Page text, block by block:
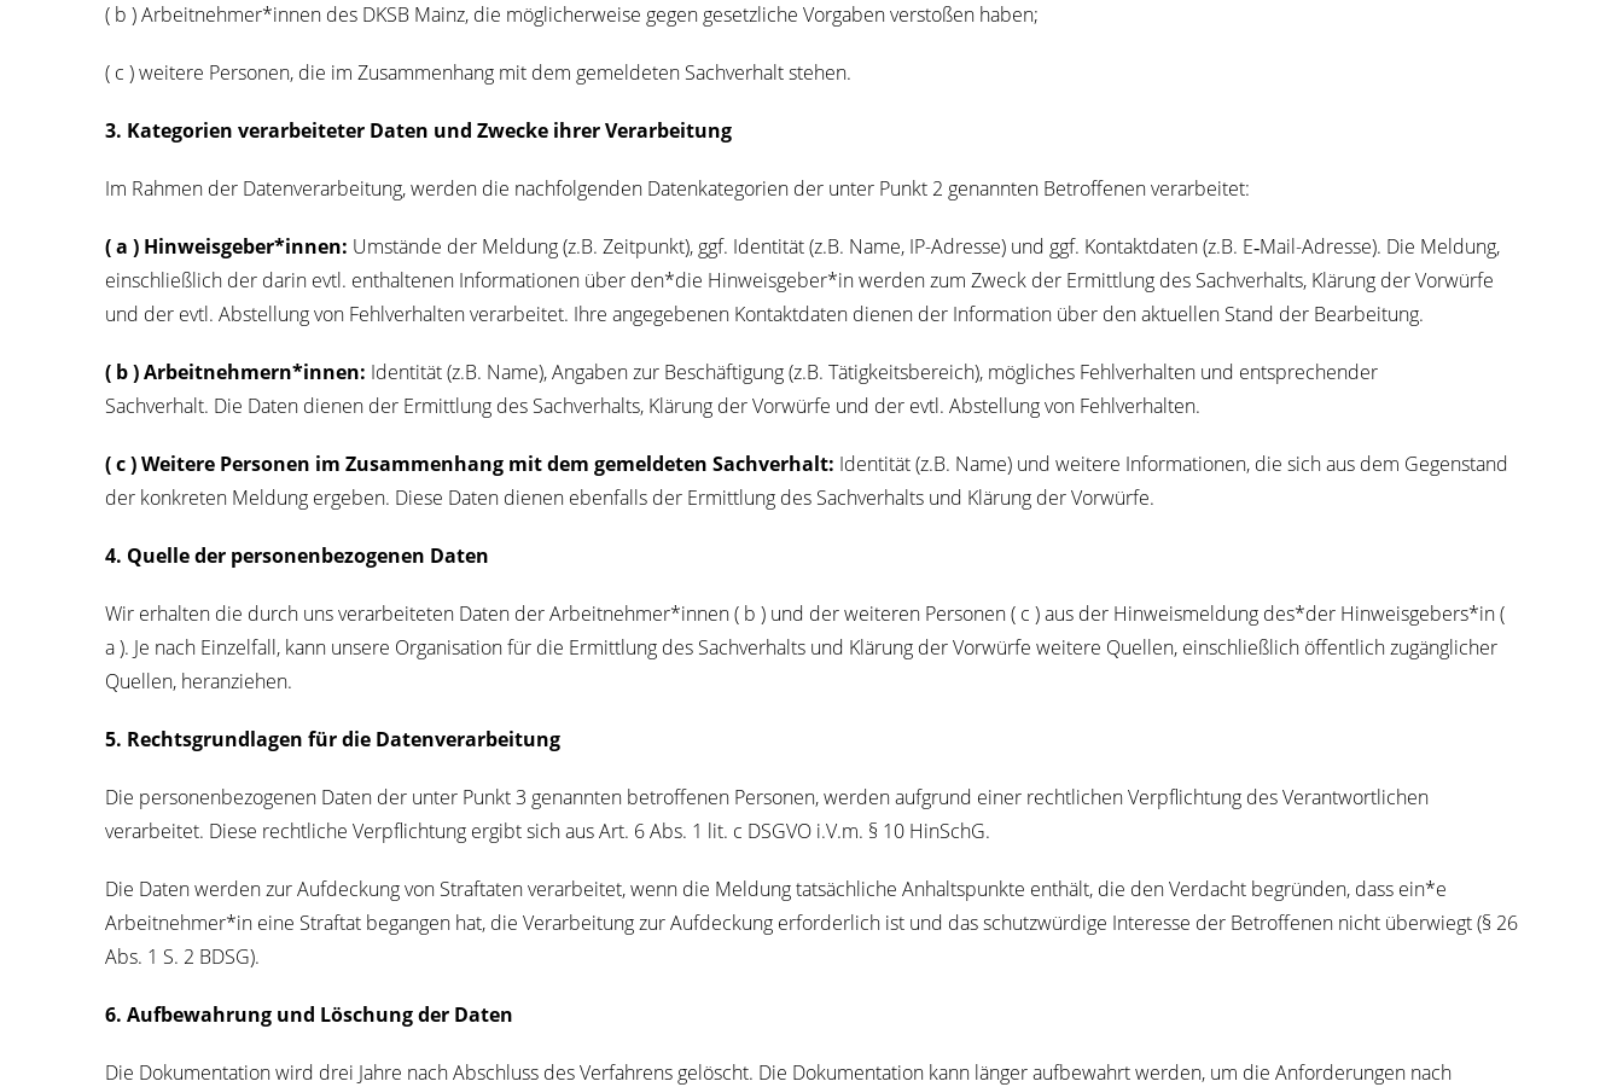
( b ) Arbeitnehmer*innen des DKSB Mainz, die mög­li­cher­wei­se gegen gesetz­li­che Vor­ga­ben ver­sto­ßen haben;
( c ) wei­te­re Per­so­nen, die im Zusam­men­hang mit dem gemel­de­ten Sach­ver­halt stehen.
3. Kate­go­rien ver­ar­bei­te­ter Daten und Zwe­cke ihrer Ver­ar­bei­tung
Im Rah­men der Daten­ver­ar­bei­tung, wer­den die nach­fol­gen­den Daten­ka­te­go­rien der unter Punkt 2 genann­ten Betrof­fe­nen verarbeitet:
( a ) Hinweisgeber*innen: Umstän­de der Mel­dung (z.B. Zeit­punkt), ggf. Iden­ti­tät (z.B. Name, IP-Adres­se) und ggf. Kon­takt­da­ten (z.B. E‑Mail-Adres­se). Die Mel­dung,
ein­schließ­lich der dar­in evtl. ent­hal­te­nen Infor­ma­tio­nen über den*die Hinweisgeber*in wer­den zum Zweck der Ermitt­lung des Sach­ver­halts, Klä­rung der Vor­wür­fe
und der evtl. Abstel­lung von Fehl­ver­hal­ten ver­ar­bei­tet. Ihre ange­ge­be­nen Kon­takt­da­ten die­nen der Infor­ma­ti­on über den aktu­el­len Stand der Bearbeitung.
( b ) Arbeitnehmern*innen: Iden­ti­tät (z.B. Name), Anga­ben zur Beschäf­ti­gung (z.B. Tätig­keits­be­reich), mög­li­ches Fehl­ver­hal­ten und ent­spre­chen­der
Sach­ver­halt. Die Daten die­nen der Ermitt­lung des Sach­ver­halts, Klä­rung der Vor­wür­fe und der evtl. Abstel­lung von Fehlverhalten.
( c ) Wei­te­re Per­so­nen im Zusam­men­hang mit dem gemel­de­ten Sach­ver­halt: Iden­ti­tät (z.B. Name) und wei­te­re Infor­ma­tio­nen, die sich aus dem Gegen­stand
der kon­kre­ten Mel­dung erge­ben. Die­se Daten die­nen eben­falls der Ermitt­lung des Sach­ver­halts und Klä­rung der Vorwürfe.
4. Quel­le der per­so­nen­be­zo­ge­nen Daten
Wir erhal­ten die durch uns ver­ar­bei­te­ten Daten der Arbeitnehmer*innen ( b ) und der wei­te­ren Per­so­nen ( c ) aus der Hin­weis­mel­dung des*der Hinweisgebers*in (
a ). Je nach Ein­zel­fall, kann unse­re Orga­ni­sa­ti­on für die Ermitt­lung des Sach­ver­halts und Klä­rung der Vor­wür­fe wei­te­re Quel­len, ein­schließ­lich öffent­lich zugäng­li­cher
Quel­len, heranziehen.
5. Rechts­grund­la­gen für die Daten­ver­ar­bei­tung
Die per­so­nen­be­zo­ge­nen Daten der unter Punkt 3 genann­ten betrof­fe­nen Per­so­nen, wer­den auf­grund einer recht­li­chen Ver­pflich­tung des Ver­ant­wort­li­chen
ver­ar­bei­tet. Die­se recht­li­che Ver­pflich­tung ergibt sich aus Art. 6 Abs. 1 lit. c DSGVO i.V.m. § 10 HinSchG.
Die Daten wer­den zur Auf­de­ckung von Straf­ta­ten ver­ar­bei­tet, wenn die Mel­dung tat­säch­li­che Anhalts­punk­te ent­hält, die den Ver­dacht begrün­den, dass ein*e
Arbeitnehmer*in eine Straf­tat began­gen hat, die Ver­ar­bei­tung zur Auf­de­ckung erfor­der­lich ist und das schutz­wür­di­ge Inter­es­se der Betrof­fe­nen nicht über­wiegt (§ 26
Abs. 1 S. 2 BDSG).
6. Auf­be­wah­rung und Löschung der Daten
Die Doku­men­ta­ti­on wird drei Jah­re nach Abschluss des Ver­fah­rens gelöscht. Die Doku­men­ta­ti­on kann län­ger auf­be­wahrt wer­den, um die Anfor­de­run­gen nach